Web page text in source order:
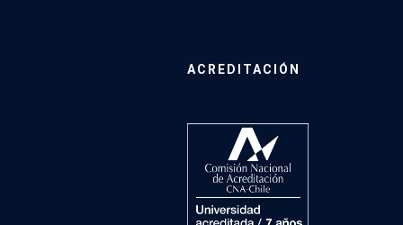
ACREDITACIÓN